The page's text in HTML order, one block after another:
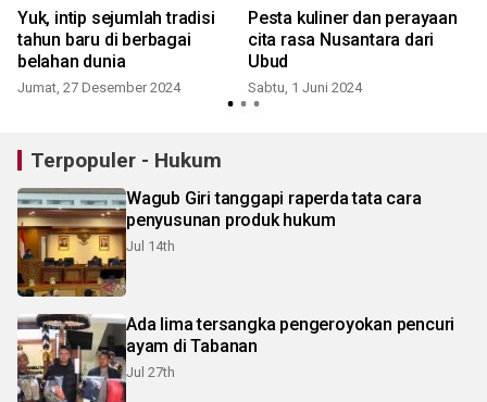
Yuk, intip sejumlah tradisi
tahun baru di berbagai
belahan dunia
Jumat, 27 Desember 2024
Pesta kuliner dan perayaan
cita rasa Nusantara dari
Ubud
Sabtu, 1 Juni 2024
Terpopuler - Hukum
Wagub Giri tanggapi raperda tata cara
penyusunan produk hukum
Jul 14th
Ada lima tersangka pengeroyokan pencuri
ayam di Tabanan
Jul 27th